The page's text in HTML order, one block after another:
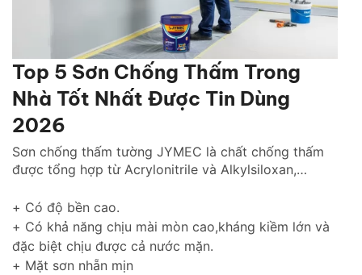
Top 5 Sơn Chống Thấm Trong
Nhà Tốt Nhất Được Tin Dùng
2026
Sơn chống thấm tường JYMEC là chất chống thấm
được tổng hợp từ Acrylonitrile và Alkylsiloxan,
tường ngoài trời gìn giữ và tôn lên vẻ đẹp ngôi nhà
của bạn thách thức với thời gian.
+ Có độ bền cao.
+ Có khả năng chịu mài mòn cao,kháng kiềm lớn và
đặc biệt chịu được cả nước mặn.
+ Mặt sơn nhẵn mịn